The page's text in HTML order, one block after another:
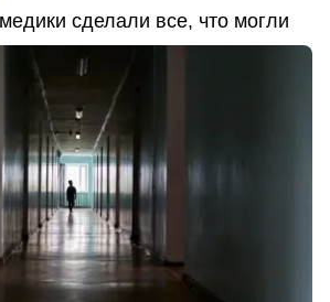
сделали все, что могли